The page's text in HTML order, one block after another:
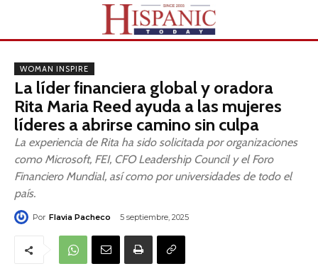
WOMAN INSPIRE
La líder financiera global y oradora
Rita Maria Reed ayuda a las mujeres
líderes a abrirse camino sin culpa
La experiencia de Rita ha sido solicitada por organizaciones
como Microsoft, FEI, CFO Leadership Council y el Foro
Financiero Mundial, así como por universidades de todo el
país.
Por Flavia Pacheco 5 septiembre, 2025